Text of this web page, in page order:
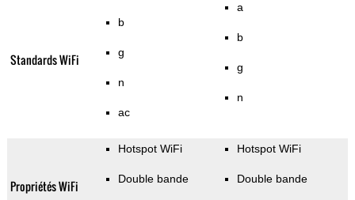
Standards WiFi
b
g
n
ac
a
b
g
n
Propriétés WiFi
Hotspot WiFi
Double bande
Hotspot WiFi
Double bande